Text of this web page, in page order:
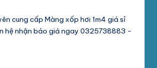
cung cấp Màng xốp hơi 1m4 giá sỉ
hệ nhận báo giá ngay 0325738883 -